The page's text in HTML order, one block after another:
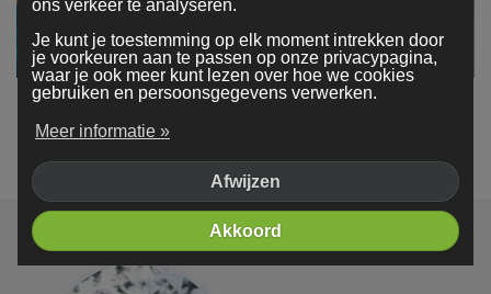
Ons team is in 2026 gegroeid naar meer dan 50 mensen
ons verkeer te analyseren.
Je kunt je toestemming op elk moment intrekken door
je voorkeuren aan te passen op onze privacypagina,
waar je ook meer kunt lezen over hoe we cookies
gebruiken en persoonsgegevens verwerken.
Meer informatie »
Afwijzen
Akkoord